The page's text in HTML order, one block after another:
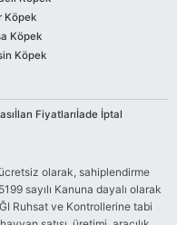
Köpek
Köpek
Köpek
İlan Fiyatlarıİade İptal
olarak, sahiplendirme
sayılı Kanuna dayalı olarak
Ruhsat ve Kontrollerine tabi